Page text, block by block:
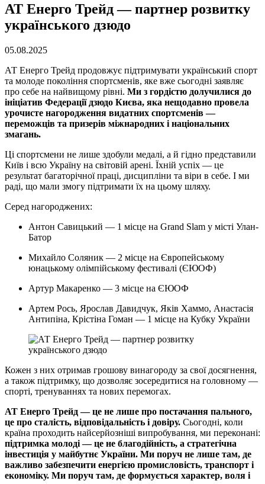
АТ Енерго Трейд — партнер розвитку
українського дзюдо
05.08.2025
АТ Енерго Трейд продовжує підтримувати український спорт
та молоде покоління спортсменів, яке вже сьогодні заявляє
про себе на найвищому рівні. Ми з гордістю долучилися до
ініціатив Федерації дзюдо Києва, яка нещодавно провела
урочисте нагородження видатних спортсменів —
переможців та призерів міжнародних і національних
змагань.
Ці спортсмени не лише здобули медалі, а й гідно представили
Київ і всю Україну на світовій арені. Їхній успіх — це
результат багаторічної праці, дисципліни та віри в себе. І ми
раді, що мали змогу підтримати їх на цьому шляху.
Серед нагороджених:
Антон Савицький — 1 місце на Grand Slam у місті Улан-
Батор
Михайло Соляник — 2 місце на Європейському
юнацькому олімпійському фестивалі (ЄЮОФ)
Артур Макаренко — 3 місце на ЄЮОФ
Артем Рось, Ярослав Давидчук, Яків Хаммо, Анастасія
Антипіна, Крістіна Гоман — 1 місце на Кубку України
Кожен з них отримав грошову винагороду за свої досягнення,
а також підтримку, що дозволяє зосередитися на головному —
спорті, тренуваннях та нових перемогах.
АТ Енерго Трейд — це не лише про постачання пального,
це про сталість, відповідальність і довіру. Сьогодні, коли
країна проходить найсерйозніші випробування, ми переконані:
підтримка молоді — це не благодійність, а стратегічна
інвестиція у майбутнє України. Ми поруч не лише там, де
важливо забезпечити енергією промисловість, транспорт і
економіку. Ми поруч там, де формується характер, воля і